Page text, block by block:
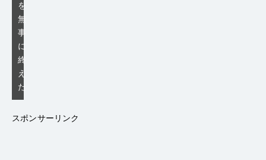
を
無
事
に
終
え
た
スポンサーリンク